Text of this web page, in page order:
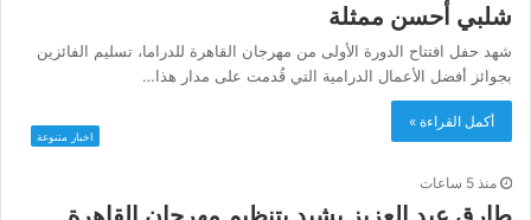
شلبي أحسن ممثلة
شهد حفل افتتاح الدورة الأولى من مهرجان القاهرة للدراما، تسليم الفائزين
بجوائز أفضل الأعمال الدرامية التي قُدمت على مدار هذا…
أكمل القراءة »
اخبار متنوعة
منذ 5 ساعات